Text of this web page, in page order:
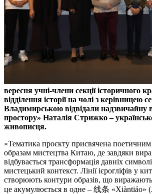
вересня учні-члени секції історичного
відділення історії на чолі з керівницею
Владимирською відвідали надзвичайну
простору» Наталія Стрижко –
живописця.
«Тематика проєкту присвячена
образам мистецтва Китаю, де завдяки
відбувається трансформація давніх
мистецький контекст. Лінії ієрогліфів у
створюють контури образів, що виражають
це акумулюється в одне – 线条 «Xiàntiáo»